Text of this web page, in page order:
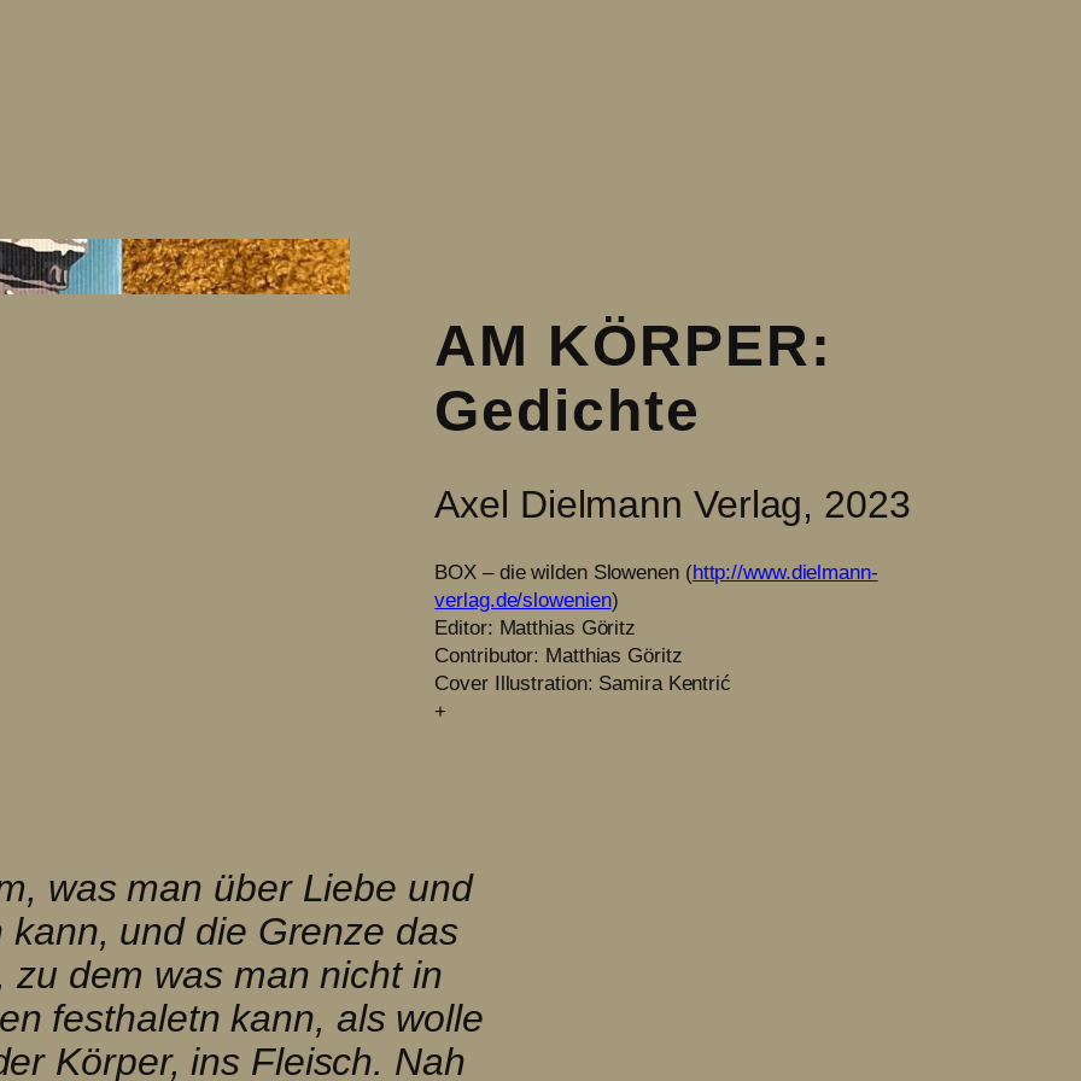
AM KÖRPER:
Gedichte
Axel Dielmann Verlag, 2023
BOX – die wilden Slowenen (http://www.dielmann-
verlag.de/slowenien)
Editor: Matthias Göritz
Contributor: Matthias Göritz
Cover Illustration: Samira Kentrić
+
was man über Liebe und
und die Grenze das
dem was man nicht in
festhaletn kann, als wolle
Körper, ins Fleisch. Nah